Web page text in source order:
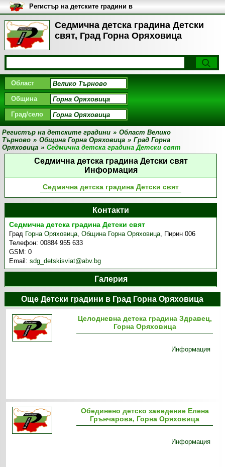
Седмична детска градина Детски
свят, Град Горна Оряховица
Регистър на детските градини в
България
Област
Община
Град/село
Регистър на детските градини » Област Велико
Търново » Община Горна Оряховица » Град Горна
Оряховица » Седмична детска градина Детски свят
Седмична детска градина Детски свят
Информация
Седмична детска градина Детски свят
Контакти
Седмична детска градина Детски свят
Град Горна Оряховица,Община Горна Оряховица, Пирин 006
Телефон:00884 955 633
GSM:0
Email:sdg_detskisviat@abv.bg
Галерия
Още Детски градини в Град Горна Оряховица
Целодневна детска градина Здравец,
Горна Оряховица
Информация
Обединено детско заведение Елена
Грънчарова, Горна Оряховица
Информация